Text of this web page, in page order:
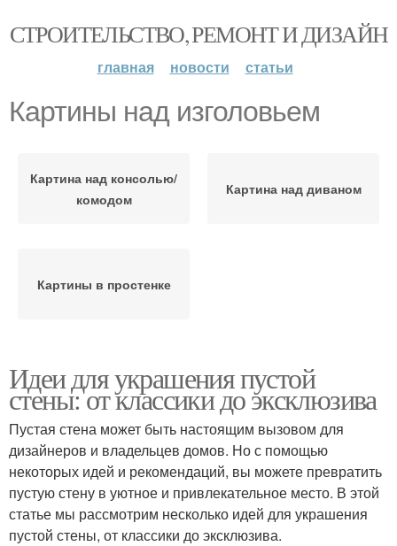
СТРОИТЕЛЬСТВО, РЕМОНТ И ДИЗАЙН
главная новости статьи
Картины над изголовьем
Картина над консолью/
комодом
Картина над диваном
Картины в простенке
Идеи для украшения пустой
стены: от классики до эксклюзива
Пустая стена может быть настоящим вызовом для
дизайнеров и владельцев домов. Но с помощью
некоторых идей и рекомендаций, вы можете превратить
пустую стену в уютное и привлекательное место. В этой
статье мы рассмотрим несколько идей для украшения
пустой стены, от классики до эксклюзива.